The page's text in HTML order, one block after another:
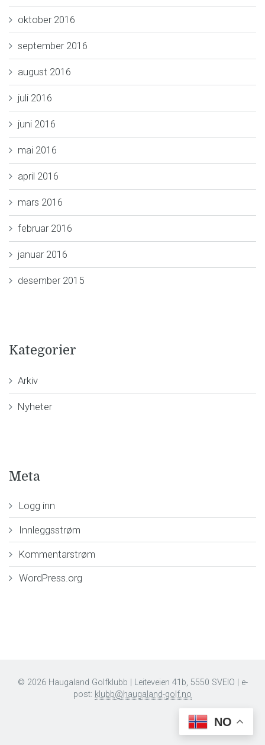
oktober 2016
september 2016
august 2016
juli 2016
juni 2016
mai 2016
april 2016
mars 2016
februar 2016
januar 2016
desember 2015
Kategorier
Arkiv
Nyheter
Meta
Logg inn
Innleggsstrøm
Kommentarstrøm
WordPress.org
© 2026 Haugaland Golfklubb | Leiteveien 41b, 5550 SVEIO | e-
post: klubb@haugaland-golf.no
NO